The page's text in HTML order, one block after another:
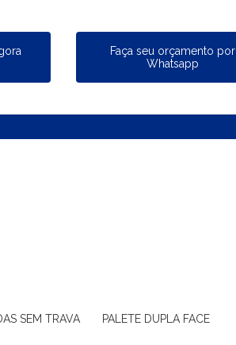
Faça seu orçamento por
Whatsapp
SEM TRAVA PALETE DUPLA FACE